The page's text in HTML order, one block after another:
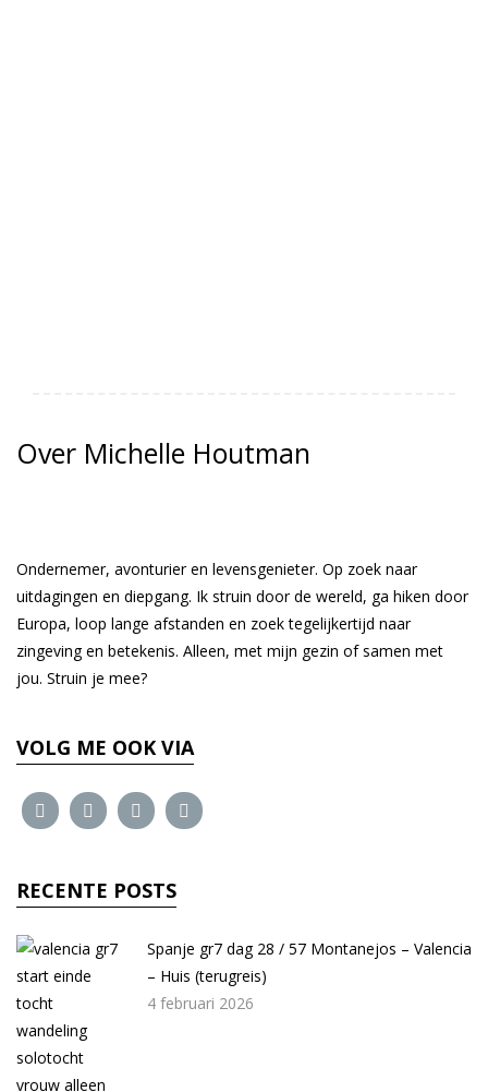
Over Michelle Houtman
Ondernemer, avonturier en levensgenieter. Op zoek naar
uitdagingen en diepgang. Ik struin door de wereld, ga hiken door
Europa, loop lange afstanden en zoek tegelijkertijd naar
zingeving en betekenis. Alleen, met mijn gezin of samen met
jou. Struin je mee?
VOLG ME OOK VIA
RECENTE POSTS
Spanje gr7 dag 28 / 57 Montanejos – Valencia
– Huis (terugreis)
4 februari 2026